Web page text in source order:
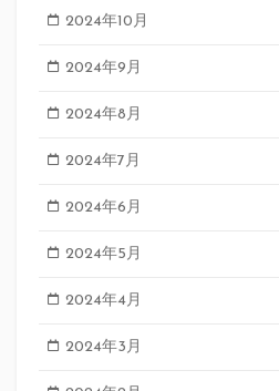
2024年10月
2024年9月
2024年8月
2024年7月
2024年6月
2024年5月
2024年4月
2024年3月